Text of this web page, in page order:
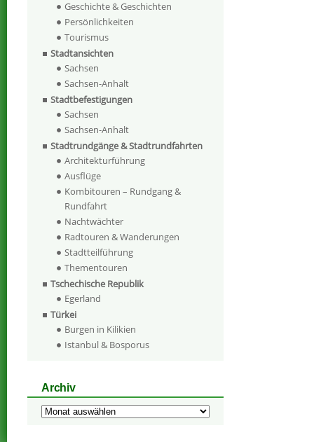
Geschichte & Geschichten
Persönlichkeiten
Tourismus
Stadtansichten
Sachsen
Sachsen-Anhalt
Stadtbefestigungen
Sachsen
Sachsen-Anhalt
Stadtrundgänge & Stadtrundfahrten
Architekturführung
Ausflüge
Kombitouren – Rundgang &
Rundfahrt
Nachtwächter
Radtouren & Wanderungen
Stadtteilführung
Thementouren
Tschechische Republik
Egerland
Türkei
Burgen in Kilikien
Istanbul & Bosporus
Archiv
Archiv